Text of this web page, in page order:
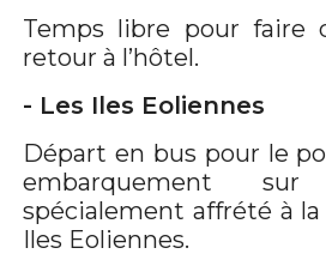
Temps libre pour faire
retour à l’hôtel.
- Les Iles Eoliennes
Départ en bus pour le
embarquement
spécialement affrété à
Iles Eoliennes.